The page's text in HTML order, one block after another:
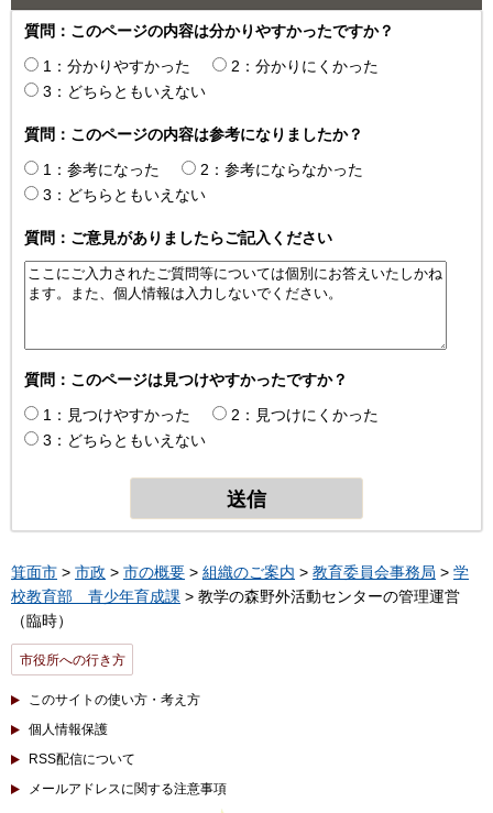
質問：このページの内容は分かりやすかったですか？
1：分かりやすかった
2：分かりにくかった
3：どちらともいえない
質問：このページの内容は参考になりましたか？
1：参考になった
2：参考にならなかった
3：どちらともいえない
質問：ご意見がありましたらご記入ください
質問：このページは見つけやすかったですか？
1：見つけやすかった
2：見つけにくかった
3：どちらともいえない
箕面市 > 市政 > 市の概要 > 組織のご案内 > 教育委員会事務局 > 学
校教育部 青少年育成課 > 教学の森野外活動センターの管理運営
（臨時）
市役所への行き方
このサイトの使い方・考え方
個人情報保護
RSS配信について
メールアドレスに関する注意事項